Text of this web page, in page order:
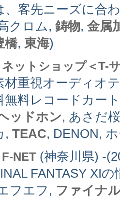
、客先ニーズに合
クロム, 鋳物, 金属
橋, 東海)
ネットショップ＜T-
材重視オーディオ
無料レコードカー
ッドホン, あさだ
, TEAC, DENON,
F-NET (神奈川県) -
FANTASY XI
フエフ, ファイナ